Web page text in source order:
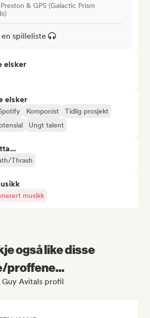
& GPS (Galactic Prism
spilleliste
elsker
elsker
Komponist
Tidlig prosjekt
Ungt talent
Thrash
musikk
også like disse
proffene...
Guy Avitals profil